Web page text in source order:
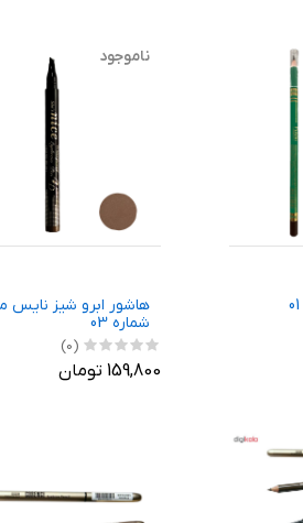
ناموجود
شماره 03
(0)
159,800 تومان